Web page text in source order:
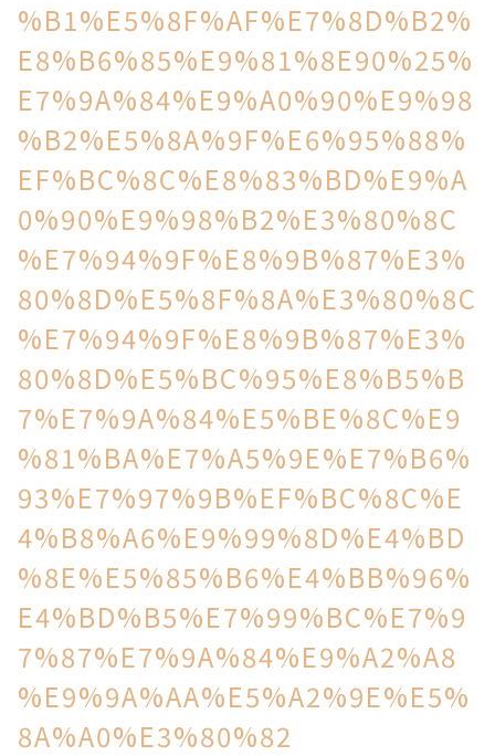
%B1%E5%8F%AF%E7%8D%B2%
E8%B6%85%E9%81%8E90%25%
E7%9A%84%E9%A0%90%E9%98
%B2%E5%8A%9F%E6%95%88%
EF%BC%8C%E8%83%BD%E9%A
0%90%E9%98%B2%E3%80%8C
%E7%94%9F%E8%9B%87%E3%
80%8D%E5%8F%8A%E3%80%8C
%E7%94%9F%E8%9B%87%E3%
80%8D%E5%BC%95%E8%B5%B
7%E7%9A%84%E5%BE%8C%E9
%81%BA%E7%A5%9E%E7%B6%
93%E7%97%9B%EF%BC%8C%E
4%B8%A6%E9%99%8D%E4%BD
%8E%E5%85%B6%E4%BB%96%
E4%BD%B5%E7%99%BC%E7%9
7%87%E7%9A%84%E9%A2%A8
%E9%9A%AA%E5%A2%9E%E5%
8A%A0%E3%80%82